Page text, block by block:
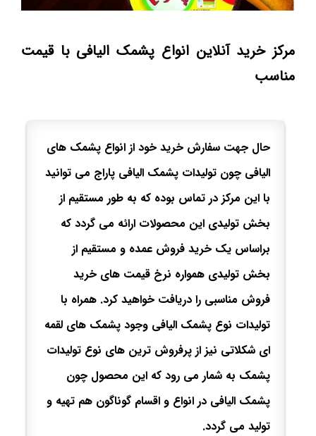
مرکز خرید آنلاین انواع پشمک الیافی با قیمت
مناسب
حال جهت سفارش خرید خود از انواع پشمک های
الیافی چون تولیدات پشمک الیافی پاراج می توانید
با این مرکز در تماس بوده که به طور مستقیم از
بخش تولیدی این محصولات ارائه می گردد که
براساس یک خرید فروش عمده و مستقیم از
بخش تولیدی همواره نرخ قیمت های خرید
فروش مناسبی را دریافت خواهید کرد. همراه با
تولیدات نوع پشمک الیافی وجود پشمک های لقمه
ای شکلاتی نیز از پرفروش ترین های نوع تولیدات
پشمک به شمار می رود که این محصول چون
پشمک الیافی در انواع و اقسام گوناگون هم تهیه و
تولید می گردد.